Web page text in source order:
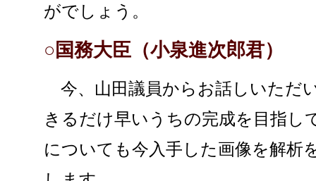
がでしょう。
○国務大臣（小泉進次郎君）
今、山田議員からお話しいただ
きるだけ早いうちの完成を目指
についても今入手した画像を解析